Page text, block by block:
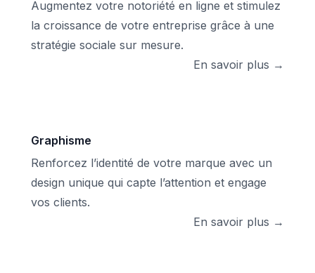
Augmentez votre notoriété en ligne et stimulez
la croissance de votre entreprise grâce à une
stratégie sociale sur mesure.
En savoir plus →
Graphisme
Renforcez l’identité de votre marque avec un
design unique qui capte l’attention et engage
vos clients.
En savoir plus →